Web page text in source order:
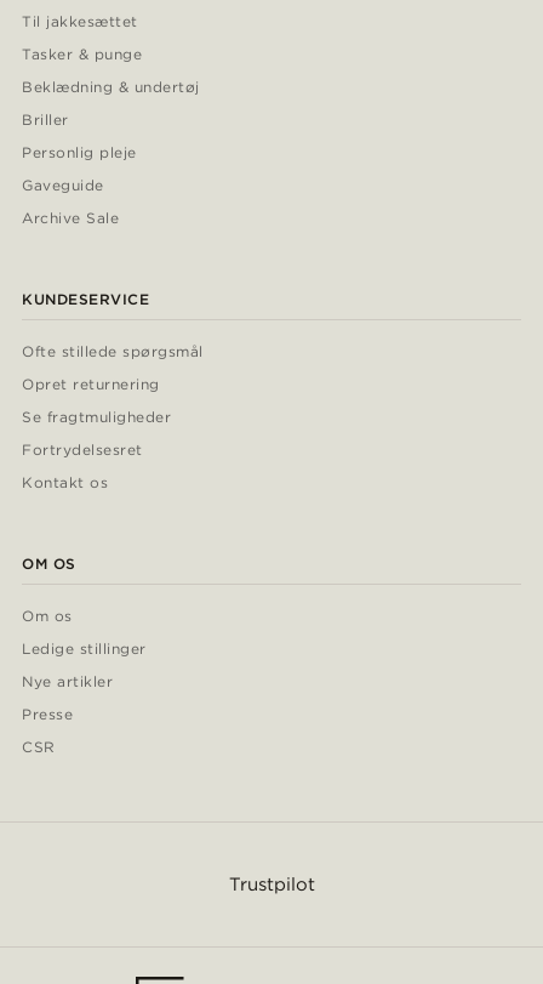
Til jakkesættet
Tasker & punge
Beklædning & undertøj
Briller
Personlig pleje
Gaveguide
Archive Sale
KUNDESERVICE
Ofte stillede spørgsmål
Opret returnering
Se fragtmuligheder
Fortrydelsesret
Kontakt os
OM OS
Om os
Ledige stillinger
Nye artikler
Presse
CSR
Trustpilot